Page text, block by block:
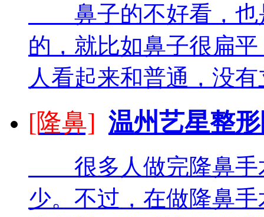
鼻子的不好看，也
的，就比如鼻子很扁
人看起来和普通，没
[隆鼻] 温州艺星整
很多人做完隆鼻手
少。不过，在做隆鼻